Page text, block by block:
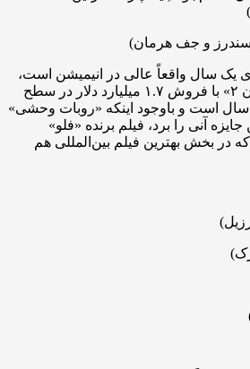
و جف هرمان)
یک سال واقعاً عالی در انیمیشن است،
با وجود اینکه «درون بیرون ۲» با فروش ۱.۷ میلیارد دلار در سطح
است و باوجود اینکه «روبات وحشی»
آنی را برد، فیلم برنده «فلو»
در بخش بهترین فیلم بین‌المللی هم